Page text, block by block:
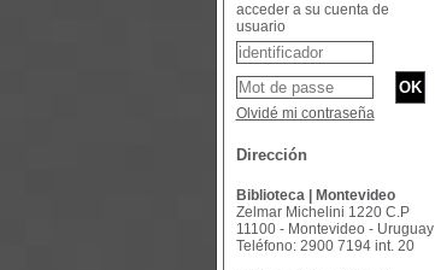
acceder a su cuenta de
usuario
Olvidé mi contraseña
Dirección
Biblioteca | Montevideo
Zelmar Michelini 1220 C.P
11100 - Montevideo - Uruguay
Teléfono: 2900 7194 int. 20